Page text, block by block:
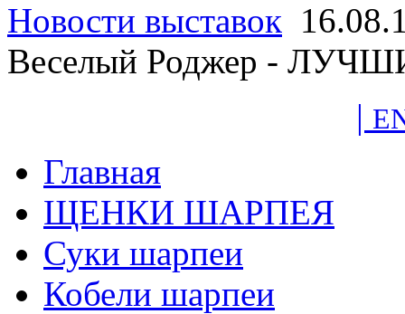
Новости выставок
Веселый Роджер -
|
Главная
ЩЕНКИ ШАРПЕЯ
Суки шарпеи
Кобели шарпеи